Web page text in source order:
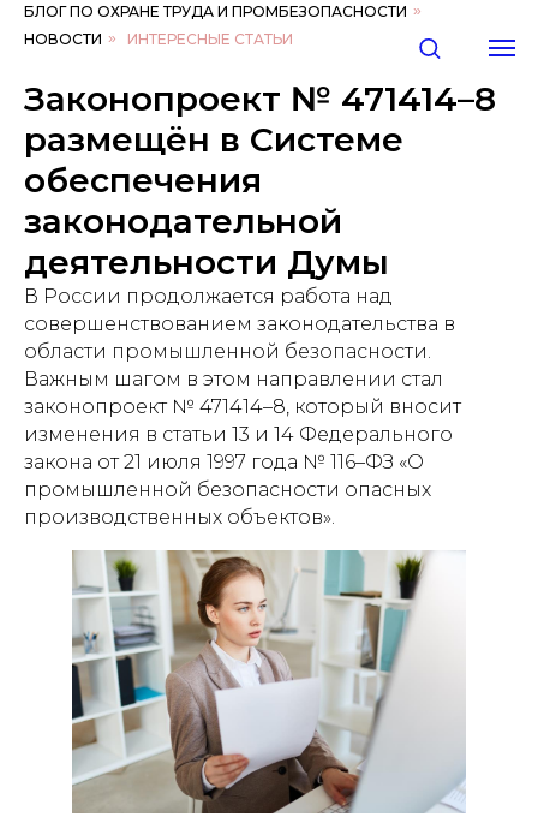
БЛОГ ПО ОХРАНЕ ТРУДА И ПРОМБЕЗОПАСНОСТИ »
НОВОСТИ » ИНТЕРЕСНЫЕ СТАТЬИ
Законопроект № 471414–8
размещён в Системе
обеспечения
законодательной
деятельности Думы
В России продолжается работа над
совершенствованием законодательства в
области промышленной безопасности.
Важным шагом в этом направлении стал
законопроект № 471414–8, который вносит
изменения в статьи 13 и 14 Федерального
закона от 21 июля 1997 года № 116–ФЗ «О
промышленной безопасности опасных
производственных объектов».